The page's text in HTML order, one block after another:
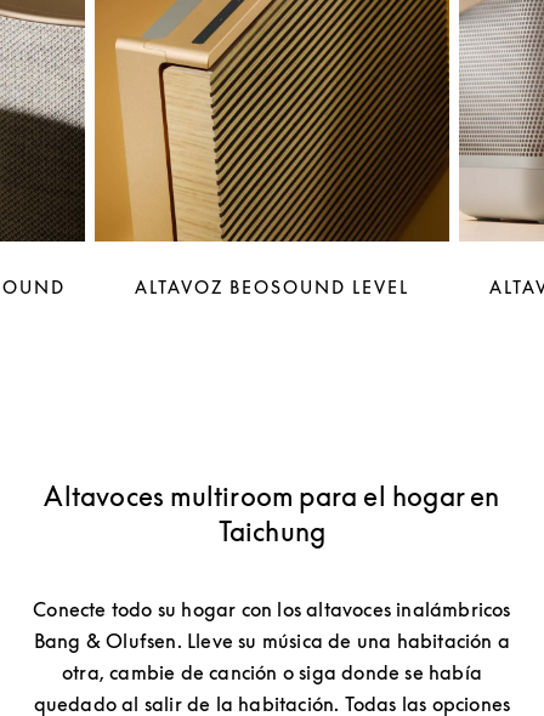
ALTAVOZ BEOSOUND LEVEL
Altavoces multiroom para el hogar en
Taichung
Conecte todo su hogar con los altavoces inalámbricos
Bang & Olufsen. Lleve su música de una habitación a
otra, cambie de canción o siga donde se había
quedado al salir de la habitación. Todas las opciones